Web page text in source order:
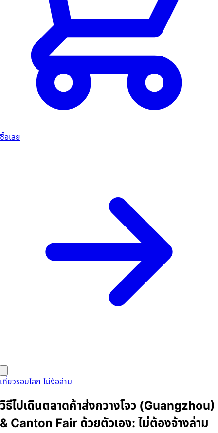
ซื้อเลย
เที่ยวรอบโลก ไม่ง้อล่าม
วิธีไปเดินตลาดค้าส่งกวางโจว (Guangzhou)
& Canton Fair ด้วยตัวเอง: ไม่ต้องจ้างล่าม